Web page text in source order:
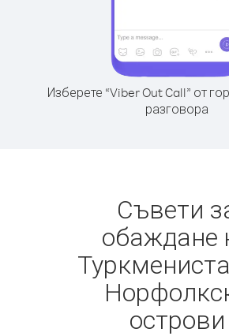
Изберете “Viber Out Call” от
разговора
Съвети
обаждане
острови